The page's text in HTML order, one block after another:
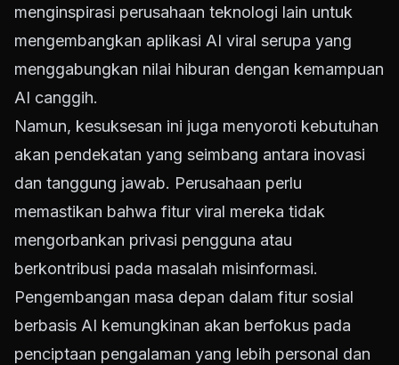
menginspirasi perusahaan teknologi lain untuk
mengembangkan aplikasi AI viral serupa yang
menggabungkan nilai hiburan dengan kemampuan
AI canggih.
Namun, kesuksesan ini juga menyoroti kebutuhan
akan pendekatan yang seimbang antara inovasi
dan tanggung jawab. Perusahaan perlu
memastikan bahwa fitur viral mereka tidak
mengorbankan privasi pengguna atau
berkontribusi pada masalah misinformasi.
Pengembangan masa depan dalam fitur sosial
berbasis AI kemungkinan akan berfokus pada
penciptaan pengalaman yang lebih personal dan